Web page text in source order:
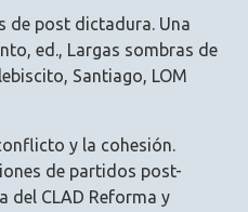
de post dictadura. Una
ed., Largas sombras de
Santiago, LOM
y la cohesión.
de partidos post-
del CLAD Reforma y